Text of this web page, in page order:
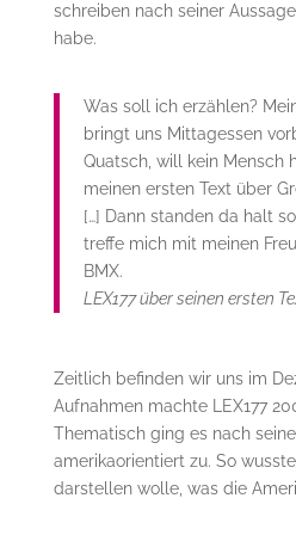
schreiben nach seiner
habe.
Was soll ich erzählen?
bringt uns Mittagessen
Quatsch, will kein Mensch
meinen ersten Text über
[…] Dann standen da halt
treffe mich mit meinen
BMX.
LEX177 über seinen ersten
Zeitlich befinden wir uns im
Aufnahmen machte LEX177
Thematisch ging es nach
amerikaorientiert zu. So
darstellen wolle, was die